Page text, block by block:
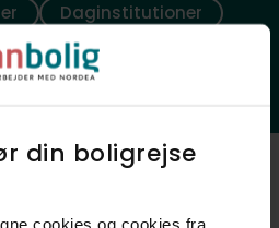
din boligrejse
cookies og cookies fra
Daginstitutioner
Natur